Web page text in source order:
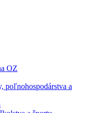
OZ
poľnohospodárstva a